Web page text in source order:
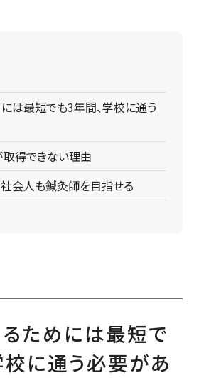
は最短でも3年間、学校に通う
得できない理由
会人も鍼灸師を目指せる
ためには最短で
校に通う必要があ